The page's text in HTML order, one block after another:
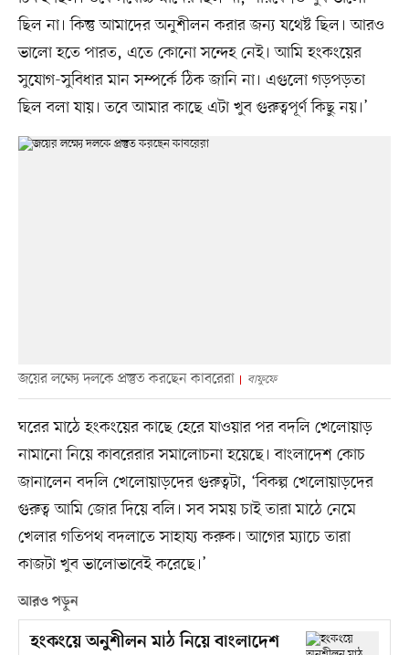
ছিল না। কিন্তু আমাদের অনুশীলন করার জন্য যথেষ্ট ছিল। আরও
ভালো হতে পারত, এতে কোনো সন্দেহ নেই। আমি হংকংয়ের
সুযোগ-সুবিধার মান সম্পর্কে ঠিক জানি না। এগুলো গড়পড়তা
ছিল বলা যায়। তবে আমার কাছে এটা খুব গুরুত্বপূর্ণ কিছু নয়।’
জয়ের লক্ষ্যে দলকে প্রস্তুত করছেন কাবরেরা বাফুফে
ঘরের মাঠে হংকংয়ের কাছে হেরে যাওয়ার পর বদলি খেলোয়াড়
নামানো নিয়ে কাবরেরার সমালোচনা হয়েছে। বাংলাদেশ কোচ
জানালেন বদলি খেলোয়াড়দের গুরুত্বটা, ‘বিকল্প খেলোয়াড়দের
গুরুত্ব আমি জোর দিয়ে বলি। সব সময় চাই তারা মাঠে নেমে
খেলার গতিপথ বদলাতে সাহায্য করুক। আগের ম্যাচে তারা
কাজটা খুব ভালোভাবেই করেছে।’
আরও পড়ুন
হংকংয়ে অনুশীলন মাঠ নিয়ে বাংলাদেশ